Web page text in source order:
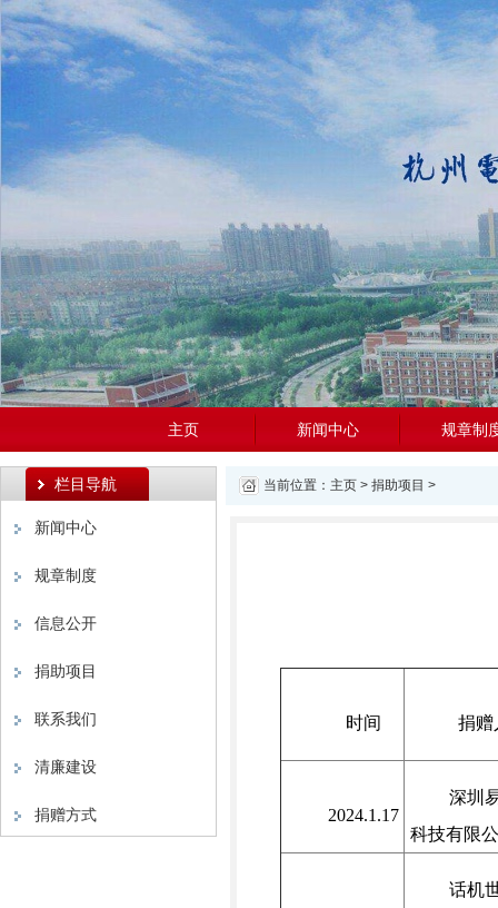
主页 新闻中心 规章制
栏目导航
新闻中心
规章制度
信息公开
捐助项目
联系我们
清廉建设
捐赠方式
当前位置： 主页 > 捐助项目 >
时间 捐赠
2024.1.17
深圳
科技有限
话机